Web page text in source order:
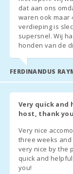
Policía Nacional
- Hora de llegada y
- Número de
TODOS LOS
- nombre y apellido:
- fecha de
- la fecha de
y sus líneas de validez:
dat aan ons
waren ook maar
verdieping is
supersnel. Wij
honden van de
FERDINANDUS
Very quick
host, thank
Very nice
three weeks
very nice by the
quick and
you!